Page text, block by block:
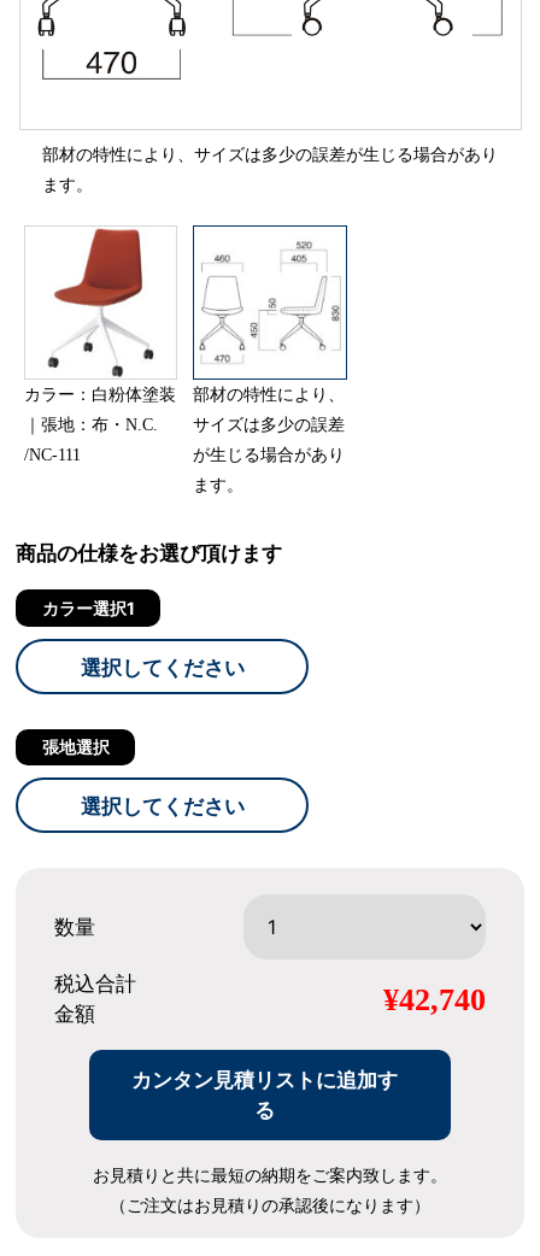
部材の特性により、サイズは多少の誤差が生じる場合があり
ます。
カラー：白粉体塗装
｜張地：布・N.C.
/NC-111
部材の特性により、
サイズは多少の誤差
が生じる場合があり
ます。
商品の仕様をお選び頂けます
カラー選択1
選択してください
張地選択
選択してください
数量
税込合計
金額
¥42,740
カンタン見積リストに追加す
る
お見積りと共に最短の納期をご案内致します。
（ご注文はお見積りの承認後になります）